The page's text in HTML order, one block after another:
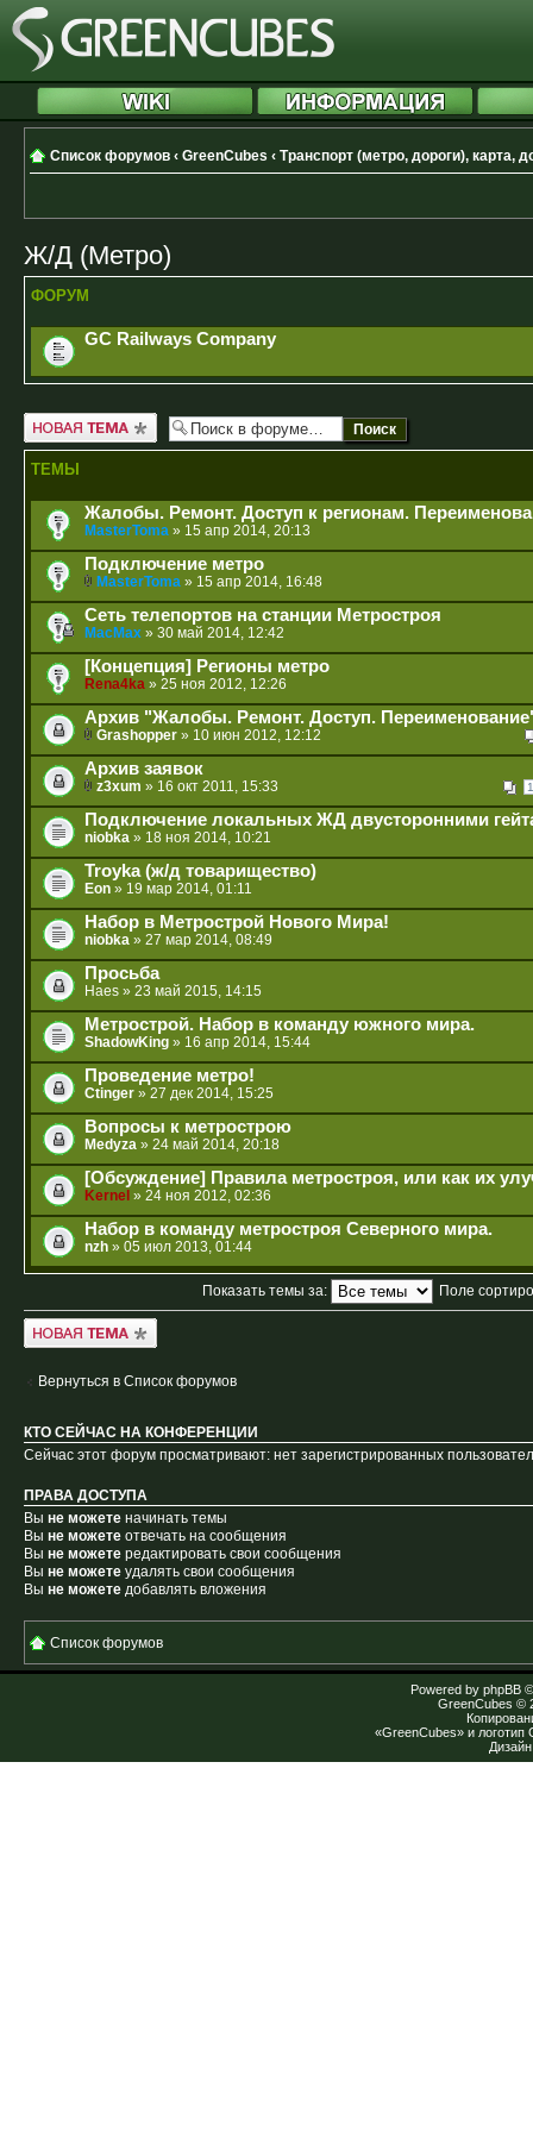
Список форумов ‹ GreenCubes ‹ Транспорт (метро, дороги), карта,
Ж/Д (Метро)
ФОРУМ
GC Railways Company
Новая тема
ТЕМЫ
Жалобы. Ремонт. Доступ к регионам.
MasterToma » 15 апр 2014, 20:13
Подключение метро
MasterToma » 15 апр 2014, 16:48
Сеть телепортов на станции Метростроя
MacMax » 30 май 2014, 12:42
[Концепция] Регионы метро
Rena4ka » 25 ноя 2012, 12:26
Архив "Жалобы. Ремонт. Доступ.
Grashopper » 10 июн 2012, 12:12
Архив заявок
1
z3xum » 16 окт 2011, 15:33
Подключение локальных ЖД двусторонними
niobka » 18 ноя 2014, 10:21
Troyka (ж/д товарищество)
Eon » 19 мар 2014, 01:11
Набор в Метрострой Нового Мира!
niobka » 27 мар 2014, 08:49
Просьба
Haes » 23 май 2015, 14:15
Метрострой. Набор в команду южного мира.
ShadowKing » 16 апр 2014, 15:44
Проведение метро!
Ctinger » 27 дек 2014, 15:25
Вопросы к метрострою
Medyza » 24 май 2014, 20:18
[Обсуждение] Правила метростроя, или как их
Kernel » 24 ноя 2012, 02:36
Набор в команду метростроя Северного мира.
nzh » 05 июл 2013, 01:44
Показать темы за: Поле
Новая тема
Вернуться в Список форумов
КТО СЕЙЧАС НА КОНФЕРЕНЦИИ
Сейчас этот форум просматривают: нет зарегистрированных
ПРАВА ДОСТУПА
Вы не можете начинать темы
Вы не можете отвечать на сообщения
Вы не можете редактировать свои сообщения
Вы не можете удалять свои сообщения
Вы не можете добавлять вложения
Список форумов
Powered by phpBB
GreenCubes ©
«GreenCubes» и